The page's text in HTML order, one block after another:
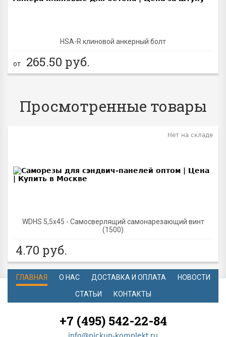
HSA-R клиновой анкерный болт
от 265.50 руб.
Просмотренные товары
WDHS 5,5х45 - Самосверлящий самонарезающий винт
(1500)
Нет на складе
4.70 руб.
ГЛАВНАЯ О НАС ДОСТАВКА И ОПЛАТА НОВОСТИ
СТАТЬИ КОНТАКТЫ
+7 (495) 542-22-84